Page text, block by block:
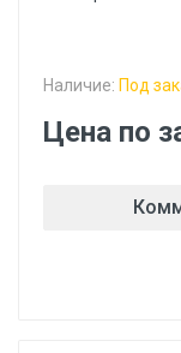
Наличие: Под
Цена по